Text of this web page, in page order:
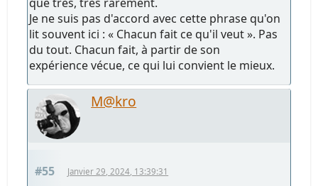
Je ne suis pas d'accord avec cette phrase qu'on
lit souvent ici : « Chacun fait ce qu'il veut ». Pas
du tout. Chacun fait, à partir de son
expérience vécue, ce qui lui convient le mieux.
M@kro
#55 Janvier 29, 2024, 13:39:31